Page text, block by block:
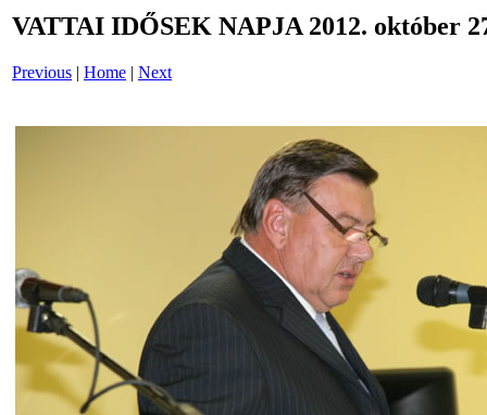
VATTAI IDŐSEK NAPJA 2012. október
Previous | Home | Next